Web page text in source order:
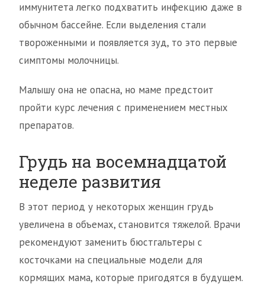
иммунитета легко подхватить инфекцию даже в
обычном бассейне. Если выделения стали
твороженными и появляется зуд, то это первые
симптомы молочницы.
Малышу она не опасна, но маме предстоит
пройти курс лечения с применением местных
препаратов.
Грудь на восемнадцатой
неделе развития
В этот период у некоторых женщин грудь
увеличена в объемах, становится тяжелой. Врачи
рекомендуют заменить бюстгальтеры с
косточками на специальные модели для
кормящих мама, которые пригодятся в будущем.